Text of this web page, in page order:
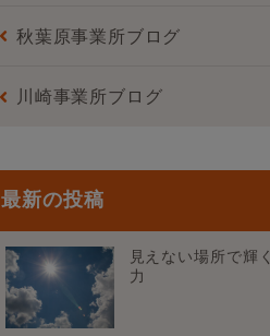
秋葉原事業所ブログ
川崎事業所ブログ
最新の投稿
見えない場所で輝く
力